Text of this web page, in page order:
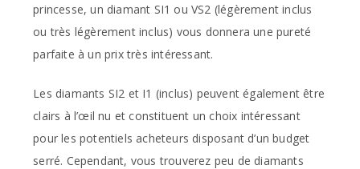
princesse, un diamant SI1 ou VS2 (légèrement inclus
ou très légèrement inclus) vous donnera une pureté
parfaite à un prix très intéressant.
Les diamants SI2 et I1 (inclus) peuvent également être
clairs à l’œil nu et constituent un choix intéressant
pour les potentiels acheteurs disposant d’un budget
serré. Cependant, vous trouverez peu de diamants